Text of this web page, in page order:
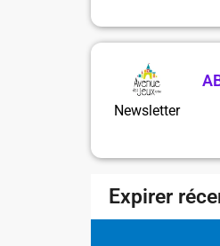
Newsletter
Expirer